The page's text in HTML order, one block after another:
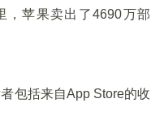
苹果卖出了4690万部
包括来自App Store的收